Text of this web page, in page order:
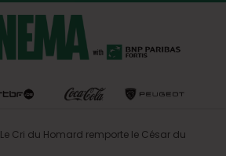
Le Cri du Homard remporte le César du